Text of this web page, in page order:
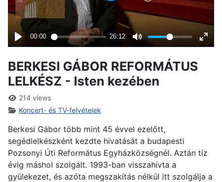
BERKESI GÁBOR REFORMÁTUS
LELKÉSZ - Isten kezében
214 views
Koncert- és TV-felvételek
Berkesi Gábor több mint 45 évvel ezelőtt,
segédlelkészként kezdte hivatását a budapesti
Pozsonyi Úti Református Egyházközségnél. Aztán tíz
évig máshol szolgált. 1993-ban visszahívta a
gyülekezet, és azóta megszakítás nélkül itt szolgálja a